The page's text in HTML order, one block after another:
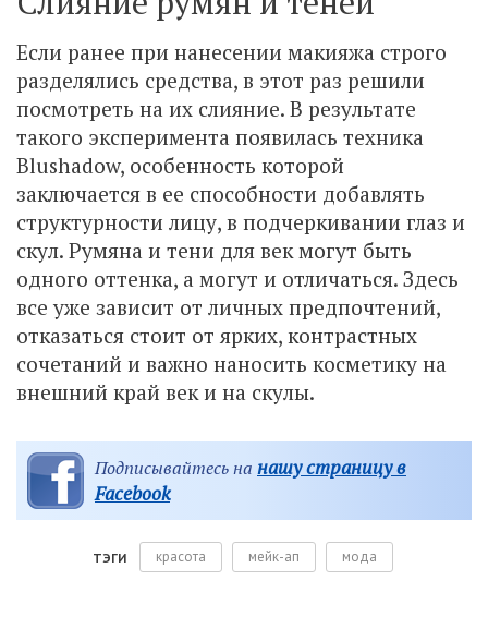
Если ранее при нанесении макияжа строго
разделялись средства, в этот раз решили
посмотреть на их слияние. В результате
такого эксперимента появилась техника
Blushadow, особенность которой
заключается в ее способности добавлять
структурности лицу, в подчеркивании глаз и
скул. Румяна и тени для век могут быть
одного оттенка, а могут и отличаться. Здесь
все уже зависит от личных предпочтений,
отказаться стоит от ярких, контрастных
сочетаний и важно наносить косметику на
внешний край век и на скулы.
Подписывайтесь на нашу страницу в
Facebook
ТЭГИ красота мейк-ап мода